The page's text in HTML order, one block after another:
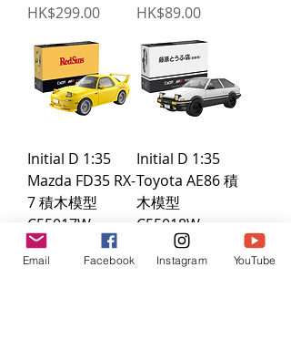
價格
HK$299.00
價格
HK$89.00
Initial D 1:35
Mazda FD35 RX-
7 積木模型
C55017W
價格
HK$89.00
Initial D 1:35
Toyota AE86 積
木模型
C55018W
HK$89.00
Email Facebook Instagram YouTube